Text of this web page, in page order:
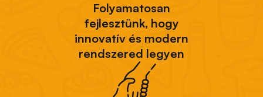
Folyamatosan
fejlesztünk, hogy
innovatív és modern
rendszered legyen